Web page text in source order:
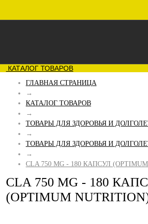
КАТАЛОГ ТОВАРОВ
ГЛАВНАЯ СТРАНИЦА
→
КАТАЛОГ ТОВАРОВ
→
ТОВАРЫ ДЛЯ ЗДОРОВЬЯ И
→
ТОВАРЫ ДЛЯ ЗДОРОВЬЯ И
→
CLA 750 MG - 180 КАПСУЛ
CLA 750 MG - 180
(OPTIMUM